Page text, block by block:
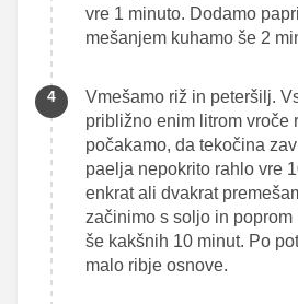
vre 1 minuto. Dodamo
mešanjem kuhamo še 2
Vmešamo riž in peteršilj.
približno enim litrom vroče
počakamo, da tekočina
paelja nepokrito rahlo vre
enkrat ali dvakrat
začinimo s soljo in poprom
še kakšnih 10 minut. Po
malo ribje osnove.